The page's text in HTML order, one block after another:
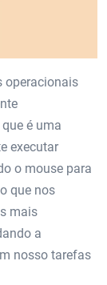
operacionais
que é uma
executar
o mouse para
que nos
mais
a
nosso tarefas